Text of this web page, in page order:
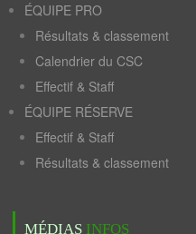
ÉQUIPE PRO
Résultats & classement
Calendrier du CSC
Effectif & Staff
ÉQUIPE RÉSERVE
Effectif & Staff
Résultats & classement
MÉDIAS INFOS